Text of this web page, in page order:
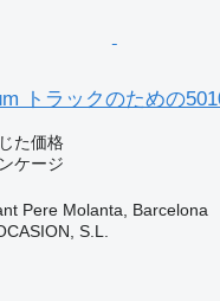
トラックのための
た価格
ケージ
Pere Molanta, Barcelona
S.L.